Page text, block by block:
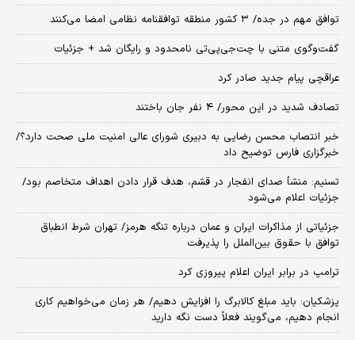
توافق مهم در جده/ ۳ کشور منطقه توافقنامه نظامی امضا می‌کنند
گفت‌وگوی متنی با چت‌جی‌پی‌تی نامحدود و رایگان شد + جزئیات
عراقچی پیام جدید صادر کرد
تصادف شدید در این محور/ ۴ نفر جان باختند
خبر انتصاب محسن رضایی به دبیری شورای عالی امنیت ملی صحت دارد؟/
خبرگزاری فارس توضیح داد
تسنیم: منشأ صدای انفجار در قشم، هدف قرار دادن اهداف متخاصم بود/
جزئیات اعلام می‌شود
جزئیاتی از مذاکرات ایران و عمان درباره تنگه هرمز/ تهران شرط انطباق
توافق با حقوق بین‌الملل را پذیرفت
ترامپ در برابر ایران اعلام پیروزی کرد
پزشکیان: باید مبلغ کالابرگ را افزایش دهیم/ هر زمان می‌خواهیم کاری
انجام دهیم، می‌گویند فعلاً دست نگه دارید